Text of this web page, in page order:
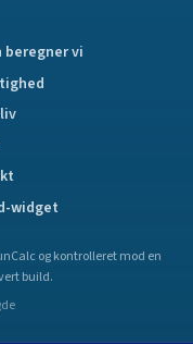
beregner vi
widget
og kontrolleret mod en
build.